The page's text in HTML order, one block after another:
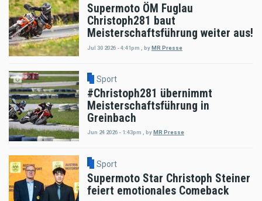
Supermoto ÖM Fuglau
Christoph281 baut
Meisterschaftsführung weiter aus!
Jul 30 2026 - 4:41pm byMR Presse
Sport
#Christoph281 übernimmt
Meisterschaftsführung in
Greinbach
Jun 24 2026 - 1:43pm , by MR Presse
Sport
Supermoto Star Christoph Steiner
feiert emotionales Comeback